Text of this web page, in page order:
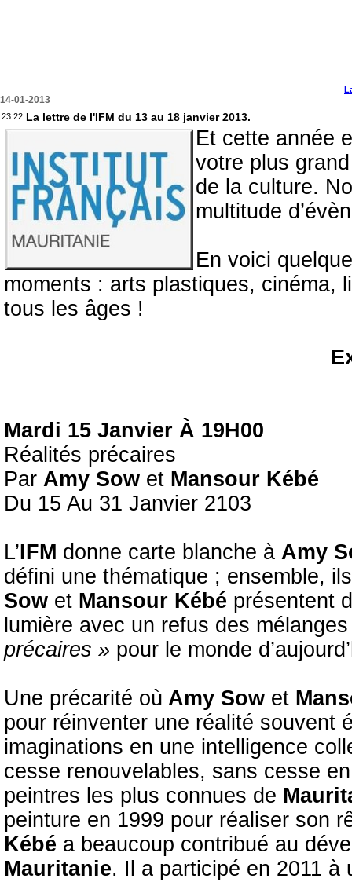
14-01-2013
23:22 La lettre de l'IFM du 13 au 18 janvier 2013.
Et cette année
votre plus
de la culture.
multitude
En voici
moments : arts plastiques, cinéma,
tous les âges !
Mardi 15 Janvier À 19H00
Réalités précaires
Par Amy Sow et Mansour Kébé
Du 15 Au 31 Janvier 2103
L’IFM donne carte blanche à Amy
défini une thématique ; ensemble,
Sow et Mansour Kébé présentent
lumière avec un refus des
précaires » pour le monde
Une précarité où Amy Sow et
pour réinventer une réalité souvent
imaginations en une intelligence
cesse renouvelables, sans cesse
peintres les plus connues de
peinture en 1999 pour réaliser son
Kébé a beaucoup contribué au
Mauritanie. Il a participé en 2011 à